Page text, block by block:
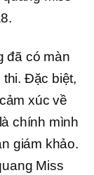
đã có màn
Đặc biệt,
xúc về
chính mình
giám khảo.
Miss